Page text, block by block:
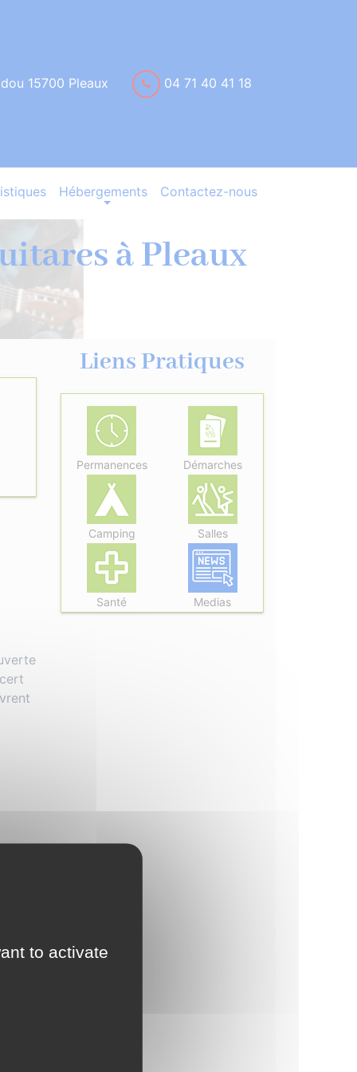
15700 Pleaux 04 71 40 41 18
Hébergements Contactez-nous
à Pleaux
Liens Pratiques
Permanences Démarches
Camping Salles
Santé Medias
to activate